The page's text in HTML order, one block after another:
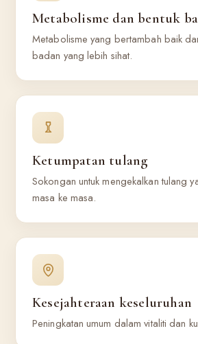
Metabolisme dan bentuk
Metabolisme yang bertambah baik
badan yang lebih sihat.
Ketumpatan tulang
Sokongan untuk mengekalkan tulang
masa ke masa.
Kesejahteraan keseluruhan
Peningkatan umum dalam vitaliti dan